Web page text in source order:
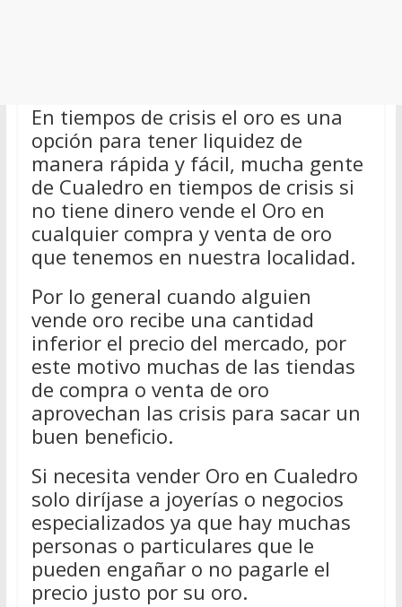
En tiempos de crisis el oro es una
opción para tener liquidez de
manera rápida y fácil, mucha gente
de Cualedro en tiempos de crisis si
no tiene dinero vende el Oro en
cualquier compra y venta de oro
que tenemos en nuestra localidad.
Por lo general cuando alguien
vende oro recibe una cantidad
inferior el precio del mercado, por
este motivo muchas de las tiendas
de compra o venta de oro
aprovechan las crisis para sacar un
buen beneficio.
Si necesita vender Oro en Cualedro
solo diríjase a joyerías o negocios
especializados ya que hay muchas
personas o particulares que le
pueden engañar o no pagarle el
precio justo por su oro.